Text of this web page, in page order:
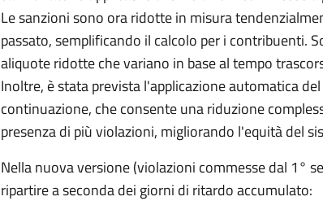
Le sanzioni sono ora ridotte in misura
passato, semplificando il calcolo per i contribuenti.
aliquote ridotte che variano in base al tempo
Inoltre, è stata prevista l'applicazione automatica
continuazione, che consente una riduzione
presenza di più violazioni, migliorando l'equità del
Nella nuova versione (violazioni commesse dal 1°
ripartire a seconda dei giorni di ritardo accumulato: